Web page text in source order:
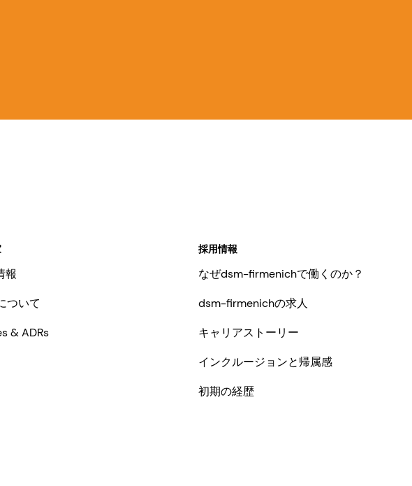
報
ついて
& ADRs
採用情報
なぜdsm-firmenichで働くのか？
dsm-firmenichの求人
キャリアストーリー
インクルージョンと帰属感
初期の経歴